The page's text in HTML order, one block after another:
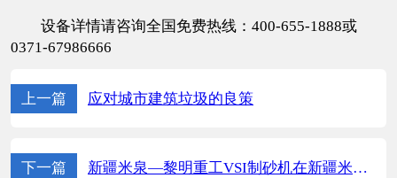
设备详情请咨询全国免费热线：400-655-1888或
0371-67986666
上一篇 应对城市建筑垃圾的良策
下一篇 新疆米泉—黎明重工VSI制砂机在新疆米泉大展宏图